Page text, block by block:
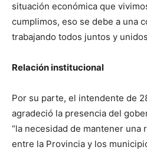
situación económica que
cumplimos, eso se debe a una
trabajando todos juntos y
Relación institucional
Por su parte, el intendente de
agradeció la presencia del
“la necesidad de mantener una
entre la Provincia y los